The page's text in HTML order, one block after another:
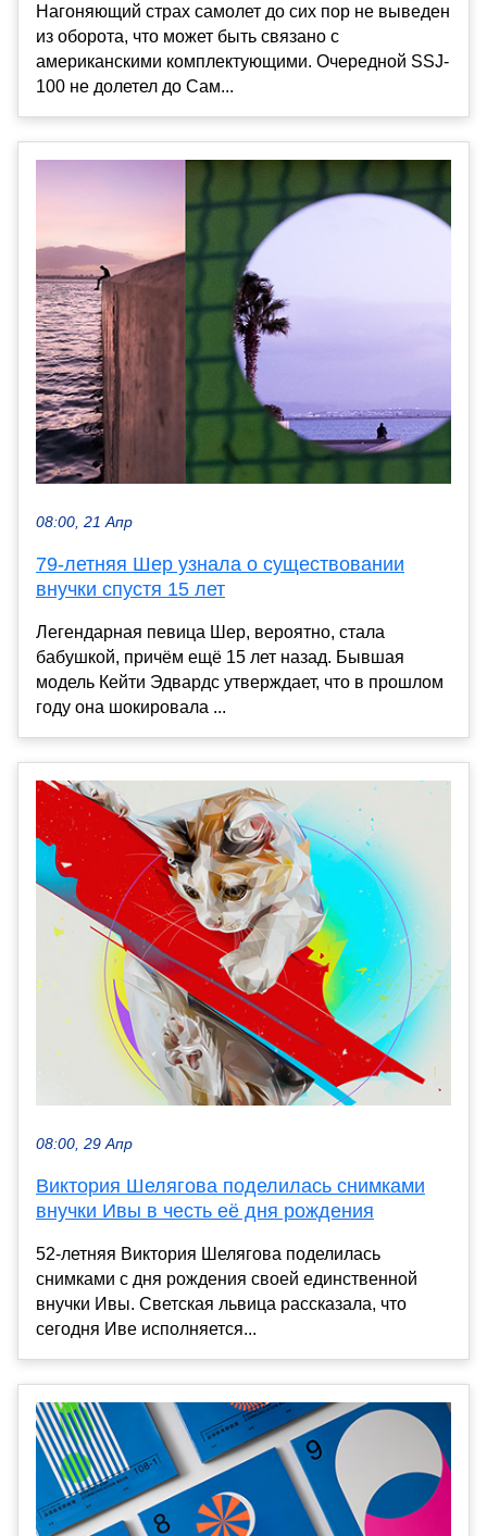
Нагоняющий страх самолет до сих пор не выведен
из оборота, что может быть связано с
американскими комплектующими. Очередной SSJ-
100 не долетел до Сам...
08:00, 21 Апр
79-летняя Шер узнала о существовании
внучки спустя 15 лет
Легендарная певица Шер, вероятно, стала
бабушкой, причём ещё 15 лет назад. Бывшая
модель Кейти Эдвардс утверждает, что в прошлом
году она шокировала ...
08:00, 29 Апр
Виктория Шелягова поделилась снимками
внучки Ивы в честь её дня рождения
52-летняя Виктория Шелягова поделилась
снимками с дня рождения своей единственной
внучки Ивы. Светская львица рассказала, что
сегодня Иве исполняется...